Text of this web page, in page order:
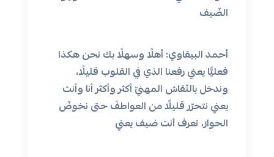
الضّيف
أحمد البيقاوي: أهلًا وسهلًا بك نحن هكذا
فعليًّا يعني رفعنا الذي في القلوب قليلًا،
وندخل بالنّقاش المهنيّ أكثر وأكثر أنا وأنت
يعني نتحرّر قليلًا من العواطفَ حتى نخوضّ
الحوارَ، تعرف أنت ضيف يعني